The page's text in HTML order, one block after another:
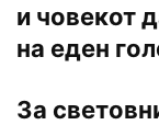
и човекот
на еден
За